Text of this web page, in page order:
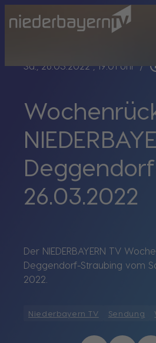
Sa., 26.03.2022, 19:01 Uhr /
26.03.2022
Der NIEDERBAYERN TV
Deggendorf-Straubing vom
2022.
Niederbayern TV Sendung